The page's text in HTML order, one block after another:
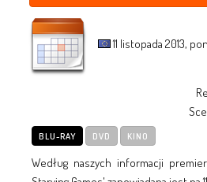
11 listopada 2013,
BLU-RAY DVD KINO
Według naszych informacji